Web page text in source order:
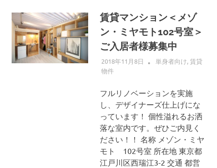
賃貸マンション＜メゾ
ン・ミヤモト102号室＞
ご入居者様募集中
2018年11月8日 ALLFLOW
単身者向け,賃貸
物件
フルリノベーションを実施
し、デザイナーズ仕上げにな
っています！ 個性溢れるお洒
落な室内です。ぜひご内見く
ださい！！ 名称 メゾン・ミヤ
モト 102号室 所在地 東京都
江戸川区西瑞江3-2 交通 都営